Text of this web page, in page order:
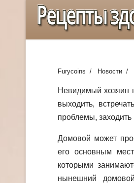
Рецепты
Furycoins Новости
Невидимый хозяин
выходить,
проблемы,
Домовой может
его основным
которыми
нынешний